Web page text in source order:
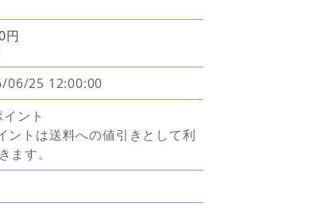
円
06/25 12:00:00
ント
ントは送料への値引きとして利
ます。